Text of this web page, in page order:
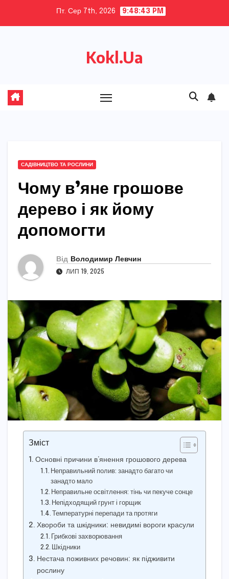
Пт. Сер 7th, 2026 9:48:44 PM
Kokl.Ua
САДІВНИЦТВО ТА РОСЛИНИ
Чому в’яне грошове
дерево і як йому
допомогти
Від Володимир Левчин
ЛИП 19, 2025
Зміст
Основні причини в’янення грошового дерева
Неправильний полив: занадто багато чи
занадто мало
Неправильне освітлення: тінь чи пекуче сонце
Непідходящий грунт і горщик
Температурні перепади та протяги
Хвороби та шкідники: невидимі вороги красули
Грибкові захворювання
Шкідники
Нестача поживних речовин: як підживити
рослину